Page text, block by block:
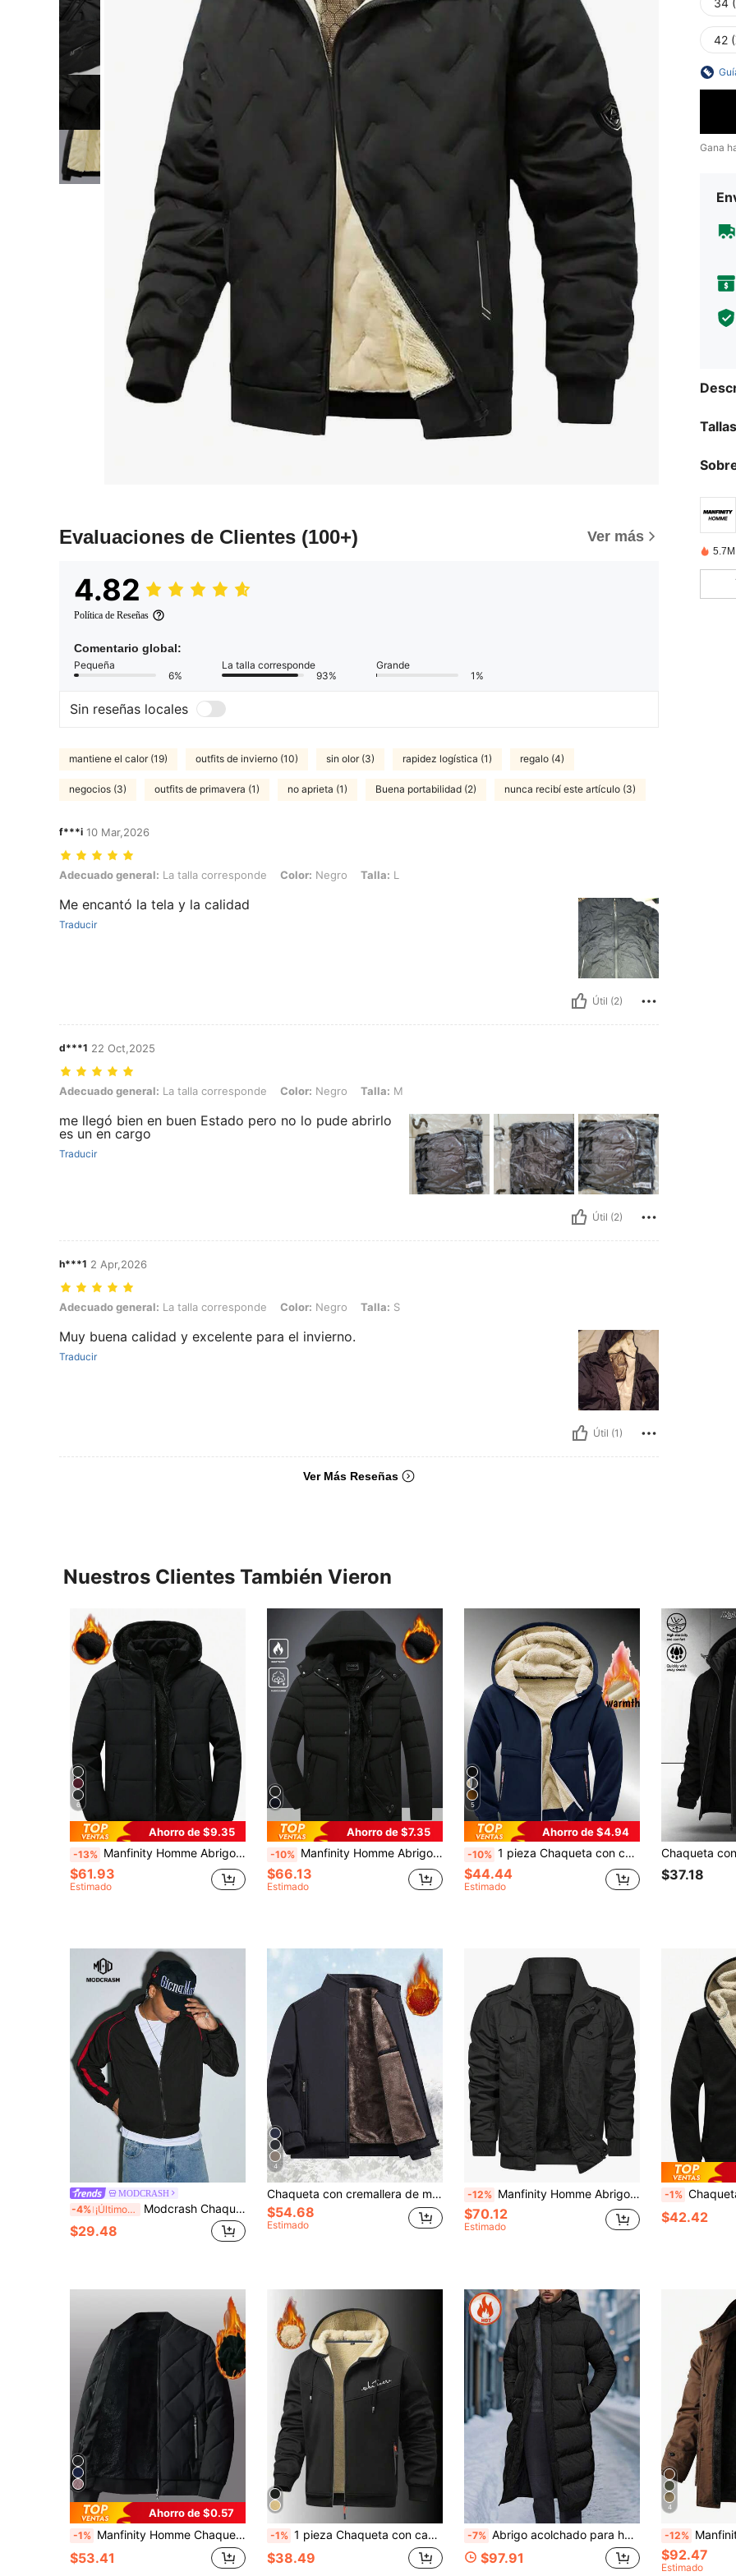
Evaluaciones de Clientes (100+) Ver más
4.82
Política de Reseñas
Comentario global:
Pequeña
6%
La talla corresponde
93%
Grande
1%
Sin reseñas locales
mantiene el calor (19) outfits de invierno (10) sin olor (3) rapidez logística (1) regalo (4)
negocios (3) outfits de primavera (1) no aprieta (1) Buena portabilidad (2) nunca recibí este artículo (3)
f***i 10 Mar,2026
Adecuado general: La talla corresponde, Color: Negro, Talla: L
Adecuado general: La talla corresponde Color: Negro Talla: L
Me encantó la tela y la calidad
Traducir
Útil (2)
d***1 22 Oct,2025
Adecuado general: La talla corresponde, Color: Negro, Talla: M
Adecuado general: La talla corresponde Color: Negro Talla: M
me llegó bien en buen Estado pero no lo pude abrirlo
es un en cargo
Traducir
Útil (2)
h***1 2 Apr,2026
Adecuado general: La talla corresponde, Color: Negro, Talla: S
Adecuado general: La talla corresponde Color: Negro Talla: S
Muy buena calidad y excelente para el invierno.
Traducir
Útil (1)
Ver Más Reseñas
34
42
Gana
Nuestros Clientes También Vieron
6
Ahorro de $9.35
-13% Manfinity Homme Abrigo acolchado con capucha de manga larga de unicolor para hombres, abrigo de burbuja negro de invierno para salir, regalo para amigos, esposo, novio, chaqueta de invierno para hombres, ropa de abrigo para hombres, chaquetas baratas para hombres, para otoño
$61.93
Estimado
Ahorro de $7.35
-10% Manfinity Homme Abrigo acolchado con capucha de unicolor casual de manga larga para hombre para el invierno, abrigo de burbuja negro para salir, para regalos a amigos, esposo, novio, para otoño
$66.13
Estimado
5
Ahorro de $4.94
-10% 1 pieza Chaqueta con capucha acolchada y forrada térmicamente para hombre, chaqueta casual cálida forrada con borreguito
$44.44
Estimado
$37.18
MODCRASH
-4% ¡Últimos 3 días Modcrash Chaqueta casual y holgada para hombre con diseño de rayas laterales, cuello alto cómodo, suave y transpirable, para primavera/otoño
$29.48
4
Chaqueta con cremallera de manga larga y forro térmico grueso para hombre en invierno
$54.68
Estimado
-12% Manfinity Homme Abrigo suelto de invierno con bolsillo con solapa y forro de peluche para hombres, regalo para amigos, esposo, novio
$70.12
Estimado
-1% Chaqueta con capucha con
$42.42
Ahorro de $0.57
-1% Manfinity Homme Chaqueta bomber acolchada de manga larga y corte holgado para hombre (sin suéter), para otoño e invierno
$53.41
-1% 1 pieza Chaqueta con capucha con cremallera y forro térmico de manga larga para hombre, ropa de abrigo casual con forro de borreguito
$38.49
-7% Abrigo acolchado para hombres, abrigo con capucha forrado térmicamente para uso diario y actividades al aire libre, otoño/invierno
$97.91
4
-12% Manfinity Homme Abrigo de invierno con forro térmico, de manga larga, bolsillo con solapa, cintura con
$92.47
Estimado